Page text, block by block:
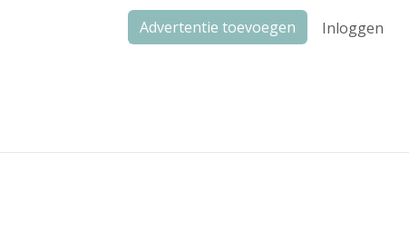
Advertentie toevoegen Inloggen